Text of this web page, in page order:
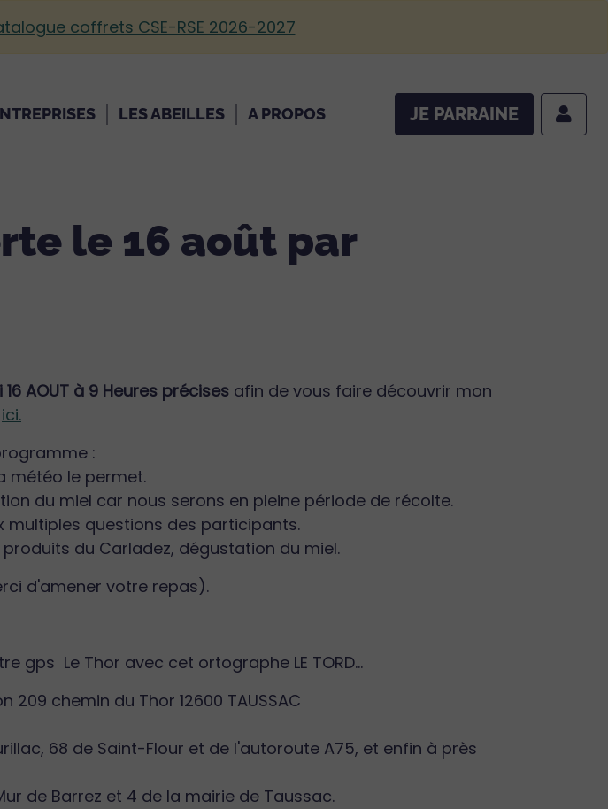
coffrets CSE-RSE 2026-2027
LES ABEILLES A PROPOS JE PARRAINE
le 16 août par
AOUT à 9 Heures précises afin de vous faire découvrir mon
ici.
:
météo le permet.
du miel car nous serons en pleine période de récolte.
multiples questions des participants.
du Carladez, dégustation du miel.
d'amener votre repas).
gps Le Thor avec cet ortographe LE TORD...
chemin du Thor 12600 TAUSSAC
68 de Saint-Flour et de l'autoroute A75, et enfin à près
de Barrez et 4 de la mairie de Taussac.